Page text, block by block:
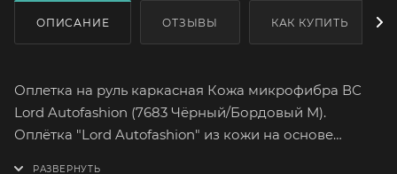
ОПИСАНИЕ ОТЗЫВЫ КАК КУПИТЬ
Оплетка на руль каркасная Кожа микрофибра ВС
Lord Autofashion (7683 Чёрный/Бордовый М).
Оплётка "Lord Autofashion" из кожи на основе